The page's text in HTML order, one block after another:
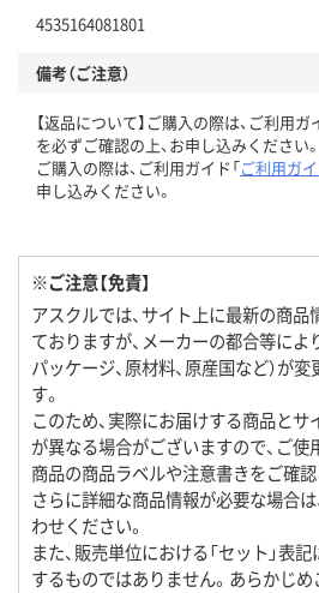
4535164081801
備考（ご注意）
【返品について】ご購入の際は、ご利用ガ
を必ずご確認の上、お申し込みください。
ご購入の際は、ご利用ガイド「ご利用ガ
申し込みください。
※ご注意【免責】
アスクルでは、サイト上に最新の商
ておりますが、メーカーの都合等により
パッケージ、原材料、原産国など）が
す。
このため、実際にお届けする商品と
が異なる場合がございますので、ご
商品の商品ラベルや注意書きをご確認
さらに詳細な商品情報が必要な場合
わせください。
また、販売単位における「セット」表
するものではありません。あらかじめ